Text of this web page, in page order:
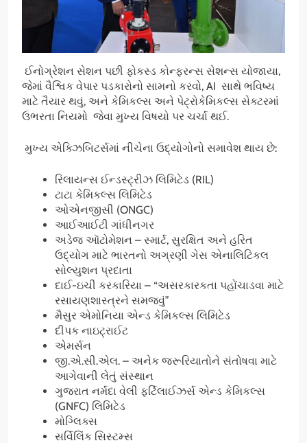
ઈનોગ્રેશન સેશન પછી ફોકસ્ડ કોન્ફરન્સ સેશન્સ યોજાયા,
જેમાં વૈશ્વિક વેપાર પડકારોનો સામનો કરવો, AI સાથે ભવિષ્ય
માટે તૈયાર થવું, અને કેમિકલ્સ અને પેટ્રોકેમિકલ્સ સેક્ટરમાં
ઉભરતા નિયમો જેવા મુખ્ય વિષયો પર ચર્ચા થઈ.
મુખ્ય એક્ઝિબિટર્સમાં નીચેના ઉદ્યોગોનો સમાવેશ થાય છે:
રિલાયન્સ ઈન્ડસ્ટ્રીઝ લિમિટેડ (RIL)
ટાટા કેમિકલ્સ લિમિટેડ
ઓએનજીસી (ONGC)
આઈઆઈટી ગાંધીનગર
અડેજ ઑટોમેશન – સ્માર્ટ, સુરક્ષિત અને હરિત
ઉદ્યોગ માટે ભારતનો અગ્રણી ગેસ એનાલિટિકલ
સોલ્યુશન પ્રદાતા
દાઈ-ઇચી કરકારિયા – “અસરકારકતા પહોંચાડવા માટે
રસાયણશાસ્ત્રને સમજવું”
મૈસુર એમોનિયા એન્ડ કેમિકલ્સ લિમિટેડ
દીપક નાઇટ્રાઈટ
એમર્સન
જી.એ.સી.એલ. – અનેક જરૂરિયાતોને સંતોષવા માટે
આગેવાની લેતું સંસ્થાન
ગુજરાત નર્મદા વેલી ફર્ટિલાઈઝર્સ એન્ડ કેમિકલ્સ
(GNFC) લિમિટેડ
મોગ્લિક્સ
સર્વિલિંક સિસ્ટમ્સ